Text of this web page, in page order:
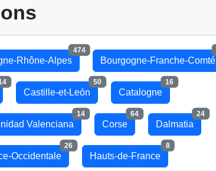
Rhône-Alpes
474
Bourgogne-Franche-Comté
Castille-et-León
50
Catalogne
16
Valenciana
14
Corse
64
Dalmatia
24
Occidentale
26
Hauts-de-France
8